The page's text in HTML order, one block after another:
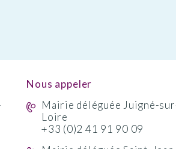
Nous appeler
Mairie déléguée Juigné-
Loire
+33 (0)2 41 91 90 09